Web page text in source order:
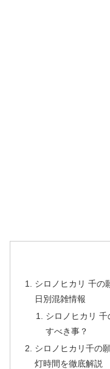
シロノヒカリ 千の
日別混雑情報
シロノヒカリ
すべき事？
シロノヒカリ千の
灯時間を徹底解説